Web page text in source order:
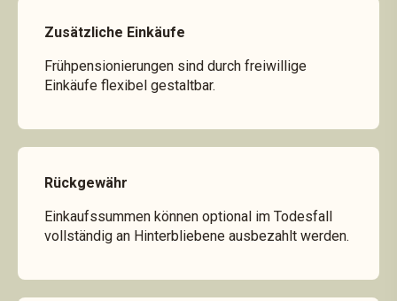
Zusätzliche Einkäufe
Frühpensionierungen sind durch freiwillige
Einkäufe flexibel gestaltbar.
Rückgewähr
Einkaufssummen können optional im Todesfall
vollständig an Hinterbliebene ausbezahlt werden.